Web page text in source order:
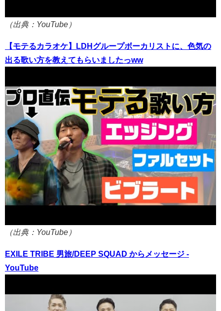
（出典：YouTube）
【モテるカラオケ】LDHグループボーカリストに、色気の
出る歌い方を教えてもらいましたっww
（出典：YouTube）
EXILE TRIBE 男旅/DEEP SQUAD からメッセージ -
YouTube